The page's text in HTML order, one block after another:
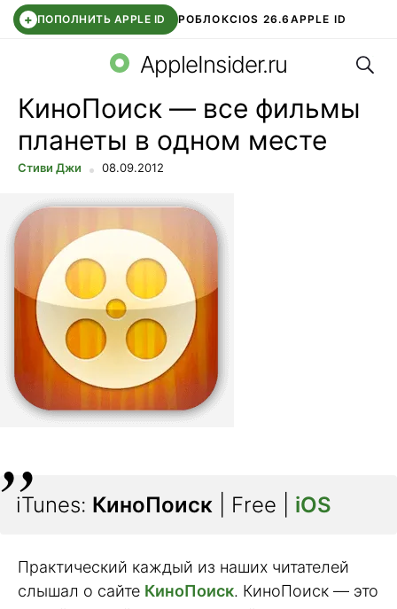
+ ПОПОЛНИТЬ APPLE ID РОБЛОКСIOS 26.6 APPLE ID
WHATSAPP DDE STOREAPP STOREOZON БАНК
AppleInsider.ru
КиноПоиск — все фильмы
планеты в одном месте
Стиви Джи 08.09.2012
iTunes: КиноПоиск | Free | iOS
Практический каждый из наших читателей
слышал о сайте КиноПоиск. КиноПоиск — это